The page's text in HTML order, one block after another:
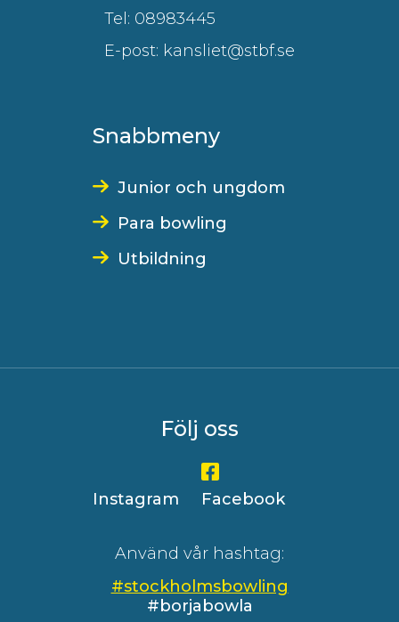
Tel: 08983445
E-post: kansliet@stbf.se
Snabbmeny
Junior och ungdom
Para bowling
Utbildning
Följ oss
Instagram Facebook
Använd vår hashtag:
#stockholmsbowling
#borjabowla